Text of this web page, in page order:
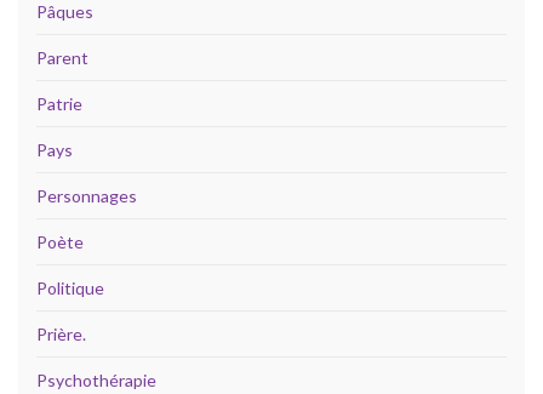
Pâques
Parent
Patrie
Pays
Personnages
Poète
Politique
Prière.
Psychothérapie